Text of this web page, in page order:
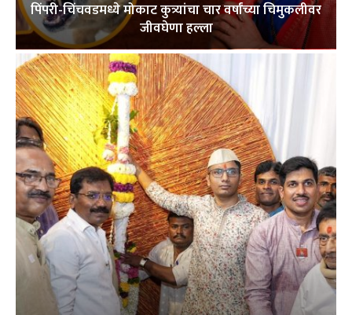
पिंपरी-चिंचवडमध्ये मोकाट कुत्र्यांचा चार वर्षांच्या चिमुकलीवर
जीवघेणा हल्ला